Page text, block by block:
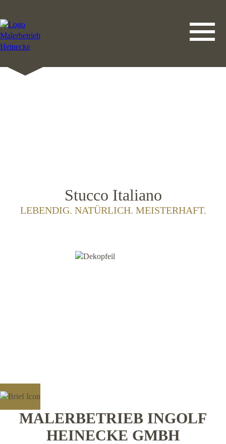
Stucco Italiano
LEBENDIG. NATÜRLICH. MEISTERHAFT.
MALERBETRIEB INGOLF
HEINECKE GMBH